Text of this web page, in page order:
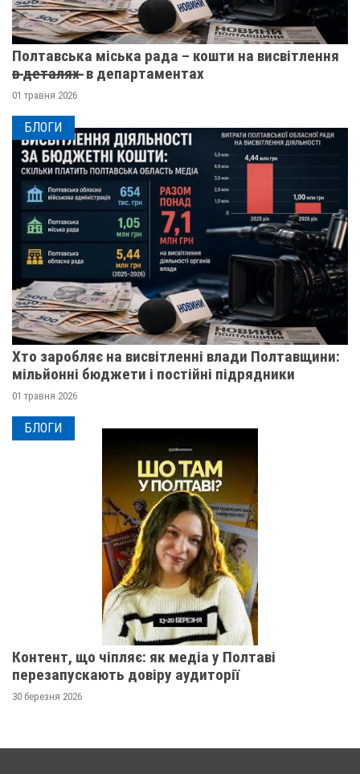
Полтавська міська рада – кошти на висвітлення
в̶ ̶д̶е̶т̶а̶л̶я̶х̶ ̶ в департаментах
01 травня 2026
БЛОГИ
Хто заробляє на висвітленні влади Полтавщини:
мільйонні бюджети і постійні підрядники
01 травня 2026
БЛОГИ
Контент, що чіпляє: як медіа у Полтаві
перезапускають довіру аудиторії
30 березня 2026